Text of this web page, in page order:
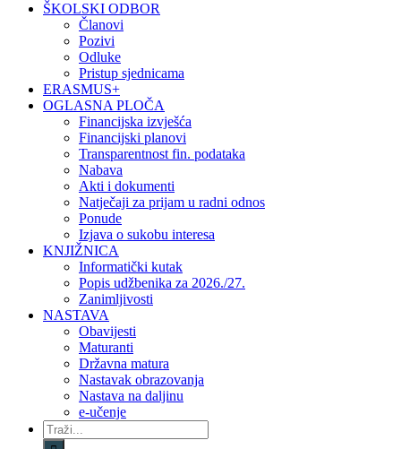
ŠKOLSKI ODBOR
Članovi
Pozivi
Odluke
Pristup sjednicama
ERASMUS+
OGLASNA PLOČA
Financijska izvješća
Financijski planovi
Transparentnost fin. podataka
Nabava
Akti i dokumenti
Natječaji za prijam u radni odnos
Ponude
Izjava o sukobu interesa
KNJIŽNICA
Informatički kutak
Popis udžbenika za 2026./27.
Zanimljivosti
NASTAVA
Obavijesti
Maturanti
Državna matura
Nastavak obrazovanja
Nastava na daljinu
e-učenje
Traži...